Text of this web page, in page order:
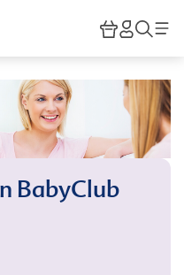
HiPP
BabyClub